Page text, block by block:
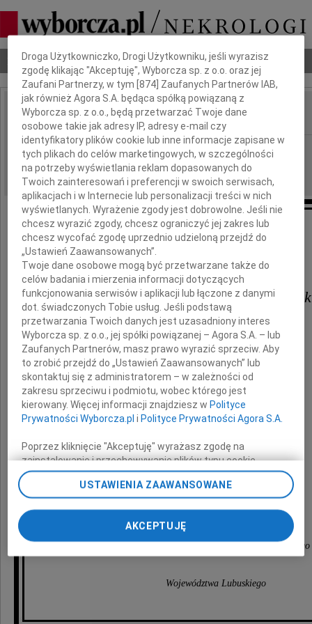
Nekrologi Odeszli Poradnik pogrzebowy
IMIĘ I NAZWISKO:
REGION: Zielona Góra
DATA EMISJI: 03.10.2024
Marcinowi Jabłońskiemu
Marszałkowi Województwa
wyrazy współczucia z powodu śmierci
Mamy
Zarząd Województwa Lubuskiego
wraz z Pracownikami Urzędu Marszałkowskiego
Województwa Lubuskiego
Dbamy o Twoją prywatność
Droga Użytkowniczko, Drogi Użytkowniku, jeśli wyrazisz
zgodę klikając "Akceptuję", Wyborcza sp. z o.o. oraz jej
Zaufani Partnerzy, w tym [874] Zaufanych Partnerów IAB,
jak również Agora S.A. będąca spółką powiązaną z
Wyborcza sp. z o.o., będą przetwarzać Twoje dane
osobowe takie jak adresy IP, adresy e-mail czy
identyfikatory plików cookie lub inne informacje zapisane w
tych plikach do celów marketingowych, w szczególności
na potrzeby wyświetlania reklam dopasowanych do
Twoich zainteresowań i preferencji w swoich serwisach,
aplikacjach i w Internecie lub personalizacji treści w nich
wyświetlanych. Wyrażenie zgody jest dobrowolne. Jeśli nie
chcesz wyrazić zgody, chcesz ograniczyć jej zakres lub
chcesz wycofać zgodę uprzednio udzieloną przejdź do
„Ustawień Zaawansowanych”.
Twoje dane osobowe mogą być przetwarzane także do
celów badania i mierzenia informacji dotyczących
funkcjonowania serwisów i aplikacji lub łączone z danymi
dot. świadczonych Tobie usług. Jeśli podstawą
przetwarzania Twoich danych jest uzasadniony interes
Wyborcza sp. z o.o., jej spółki powiązanej – Agora S.A. – lub
Zaufanych Partnerów, masz prawo wyrazić sprzeciw. Aby
to zrobić przejdź do „Ustawień Zaawansowanych” lub
skontaktuj się z administratorem – w zależności od
zakresu sprzeciwu i podmiotu, wobec którego jest
kierowany. Więcej informacji znajdziesz wPolityce
Prywatności Wyborcza.pl iPolityce Prywatności Agora S.A.
Poprzez kliknięcie "Akceptuję" wyrażasz zgodę na
zainstalowanie i przechowywanie plików typu cookie
Wyborczej sp. z o. o. jej Zaufanych Partnerów i Agora S.A.
na Twoim urządzeniu końcowym. Możesz też w każdej
chwili zmienić swoje preferencje dot. plików cookie,
ponownie wywołując narzędzie do zarządzania Twoimi
preferencjami dot. przetwarzania danych poprzez
odnośnik „Ustawienia prywatności” w stopce serwisu i
przechodząc do sekcji „Ustawienia zaawansowane”.
USTAWIENIA ZAAWANSOWANE
AKCEPTUJĘ